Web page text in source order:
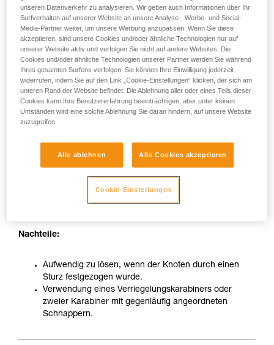
Anseilen mit Karabiner per Achterknoten
Sehr zuverlässig, wenn der Knoten richtig geknüpft ist.
Nachteile:
Aufwendig zu lösen, wenn der Knoten durch einen
Sturz festgezogen wurde.
Verwendung eines Verriegelungskarabiners oder
zweier Karabiner mit gegenläufig angeordneten
Schnappern.
unseren Datenverkehr zu analysieren. Wir geben auch Informationen über Ihr
Surfverhalten auf unserer Website an unsere Analyse-, Werbe- und Social-
Media-Partner weiter, um unsere Werbung anzupassen. Wenn Sie diese
akzeptieren, sind unsere Cookies und/oder ähnliche Technologien nur auf
unserer Website aktiv und verfolgen Sie nicht auf andere Websites. Die
Cookies und/oder ähnliche Technologien unserer Partner werden Sie während
Ihres gesamten Surfens verfolgen. Sie können Ihre Einwilligung jederzeit
widerrufen, indem Sie auf den Link „Cookie-Einstellungen“ klicken, der sich am
unteren Rand der Website befindet. Die Ablehnung aller oder eines Teils dieser
Cookies kann Ihre Benutzererfahrung beeinträchtigen, aber unter keinen
Umständen wird eine solche Ablehnung Sie daran hindern, auf unsere Website
zuzugreifen.
Alle ablehnen Alle Cookies akzeptieren
Cookie-Einstellungen